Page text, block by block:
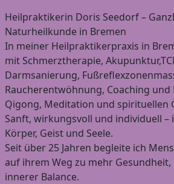
Heilpraktikerin Doris Seedorf –
Naturheilkunde in Bremen
In meiner Heilpraktikerpraxis in
mit Schmerztherapie,
Darmsanierung,
Raucherentwöhnung, Coaching und
Qigong, Meditation und spirituellen
Sanft, wirkungsvoll und individuell –
Körper, Geist und Seele.
Seit über 25 Jahren begleite ich
auf ihrem Weg zu mehr
innerer Balance.